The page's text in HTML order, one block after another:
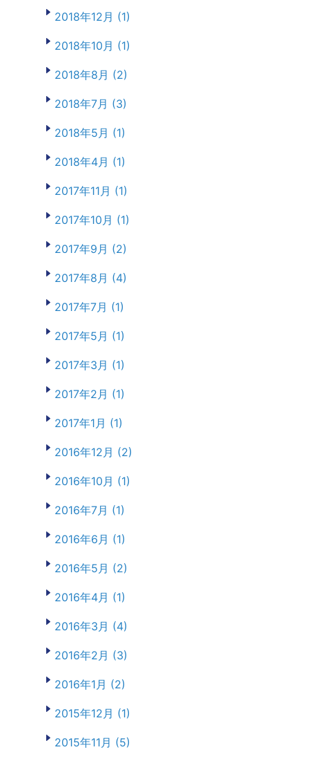
2018年12月 (1)
2018年10月 (1)
2018年8月 (2)
2018年7月 (3)
2018年5月 (1)
2018年4月 (1)
2017年11月 (1)
2017年10月 (1)
2017年9月 (2)
2017年8月 (4)
2017年7月 (1)
2017年5月 (1)
2017年3月 (1)
2017年2月 (1)
2017年1月 (1)
2016年12月 (2)
2016年10月 (1)
2016年7月 (1)
2016年6月 (1)
2016年5月 (2)
2016年4月 (1)
2016年3月 (4)
2016年2月 (3)
2016年1月 (2)
2015年12月 (1)
2015年11月 (5)